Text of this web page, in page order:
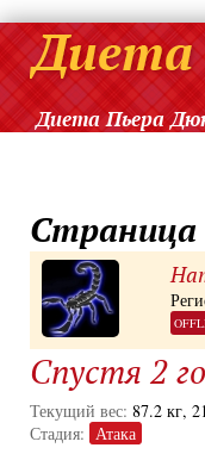
Диета Пьера
Страница
Спустя 2
Текущий вес: 87.2 кг,
Стадия: Атака